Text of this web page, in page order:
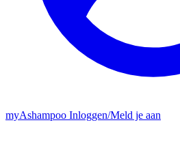
myAshampoo Inloggen/Meld je aan